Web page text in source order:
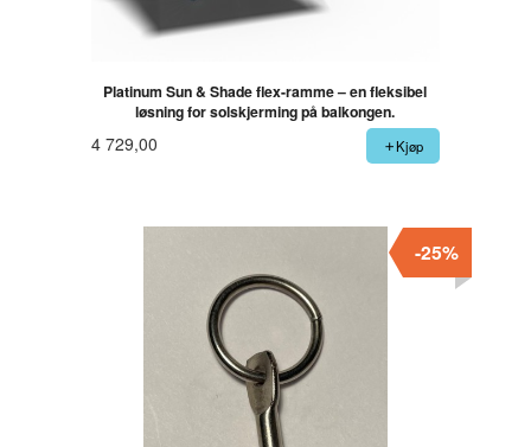
Platinum Sun & Shade flex-ramme – en fleksibel
løsning for solskjerming på balkongen.
4 729,00 Kjøp
-25%